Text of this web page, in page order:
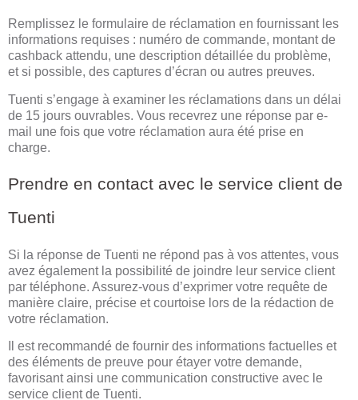
Remplissez le formulaire de réclamation en fournissant les
informations requises : numéro de commande, montant de
cashback attendu, une description détaillée du problème,
et si possible, des captures d’écran ou autres preuves.
Tuenti s’engage à examiner les réclamations dans un délai
de 15 jours ouvrables. Vous recevrez une réponse par e-
mail une fois que votre réclamation aura été prise en
charge.
Prendre en contact avec le service client de
Tuenti
Si la réponse de Tuenti ne répond pas à vos attentes, vous
avez également la possibilité de joindre leur service client
par téléphone. Assurez-vous d’exprimer votre requête de
manière claire, précise et courtoise lors de la rédaction de
votre réclamation.
Il est recommandé de fournir des informations factuelles et
des éléments de preuve pour étayer votre demande,
favorisant ainsi une communication constructive avec le
service client de Tuenti.